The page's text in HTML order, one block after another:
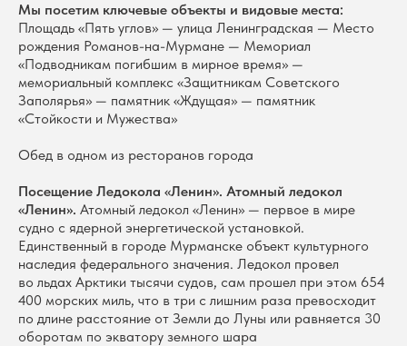
Мы посетим ключевые объекты и видовые места:
Площадь «Пять углов» — улица Ленинградская — Место
рождения Романов-на-Мурмане — Мемориал
«Подводникам погибшим в мирное время» —
мемориальный комплекс «Защитникам Советского
Заполярья» — памятник «Ждущая» — памятник
«Стойкости и Мужества»
Обед в одном из ресторанов города
Посещение Ледокола «Ленин». Атомный ледокол
«Ленин». Атомный ледокол «Ленин» — первое в мире
судно с ядерной энергетической установкой.
Единственный в городе Мурманске объект культурного
наследия федерального значения. Ледокол провел
во льдах Арктики тысячи судов, сам прошел при этом 654
400 морских миль, что в три с лишним раза превосходит
по длине расстояние от Земли до Луны или равняется 30
оборотам по экватору земного шара